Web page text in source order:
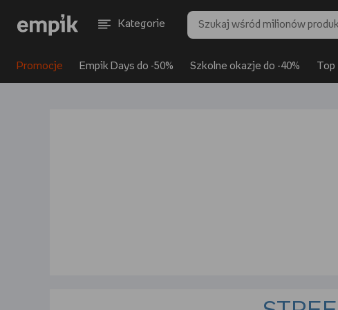
Kategorie
Promocje Empik Days do -50% Szkolne okazje do -40%